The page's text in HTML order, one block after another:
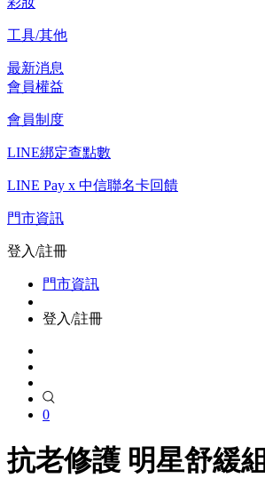
工具/其他
最新消息
會員權益
會員制度
LINE綁定查點數
LINE Pay x 中信聯名卡回饋
門市資訊
登入/註冊
門市資訊
登入/註冊
0
抗老修護 明星舒緩組